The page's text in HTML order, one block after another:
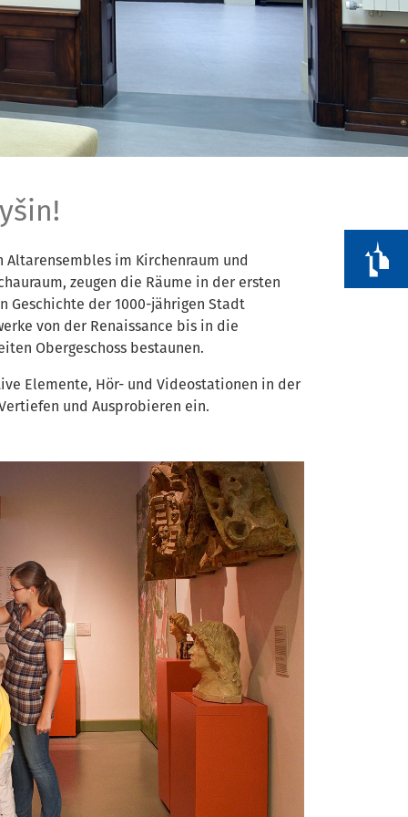
im Kirchenraum und
zeugen die Räume in der ersten
Geschichte der 1000-jährigen Stadt
von der Renaissance bis in die
Obergeschoss bestaunen.
Elemente, Hör- und Videostationen in der
und Ausprobieren ein.